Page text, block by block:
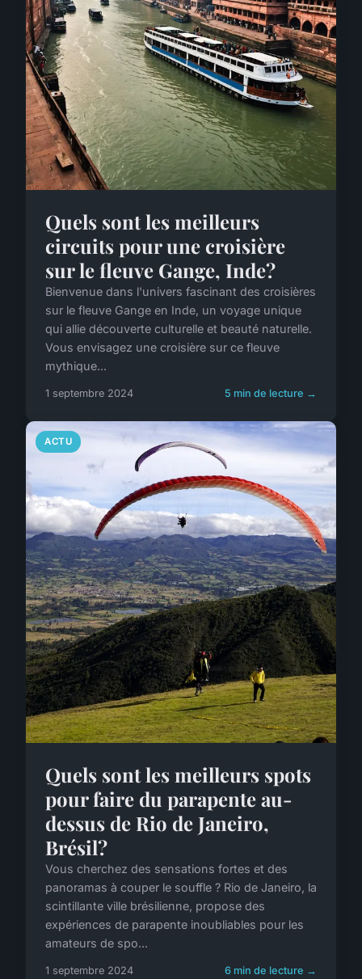
Quels sont les meilleurs
circuits pour une croisière
sur le fleuve Gange, Inde?
Bienvenue dans l'univers fascinant des croisières
sur le fleuve Gange en Inde, un voyage unique
qui allie découverte culturelle et beauté naturelle.
Vous envisagez une croisière sur ce fleuve
mythique...
1 septembre 2024 5 min de lecture →
ACTU
Quels sont les meilleurs spots
pour faire du parapente au-
dessus de Rio de Janeiro,
Brésil?
Vous cherchez des sensations fortes et des
panoramas à couper le souffle ? Rio de Janeiro, la
scintillante ville brésilienne, propose des
expériences de parapente inoubliables pour les
amateurs de spo...
1 septembre 2024 6 min de lecture →